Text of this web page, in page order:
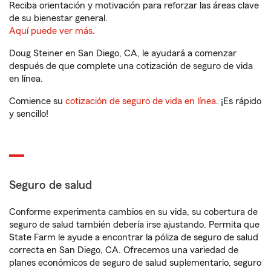
Reciba orientación y motivación para reforzar las áreas clave
de su bienestar general.
Aquí puede ver más.
Doug Steiner en San Diego, CA, le ayudará a comenzar
después de que complete una cotización de seguro de vida
en línea.
Comience su cotización de seguro de vida en línea. ¡Es rápido
y sencillo!
Seguro de salud
Conforme experimenta cambios en su vida, su cobertura de
seguro de salud también debería irse ajustando. Permita que
State Farm le ayude a encontrar la póliza de seguro de salud
correcta en San Diego, CA. Ofrecemos una variedad de
planes económicos de seguro de salud suplementario, seguro